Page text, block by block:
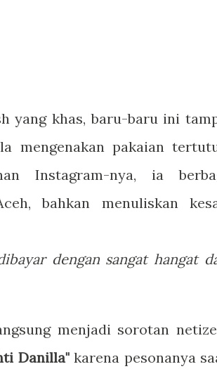
yang khas, baru-baru ini
mengenakan pakaian
Instagram-nya, ia
bahkan menuliskan
dengan sangat hangat
menjadi sorotan
Danilla"karena pesonanya